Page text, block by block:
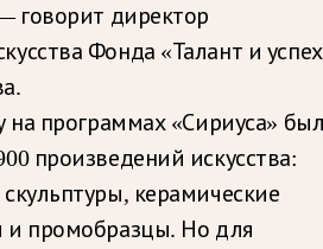
говорит директор
Фонда «Талант и
на программах «Сириуса»
произведений искусства:
керамические
и промобразцы. Но для